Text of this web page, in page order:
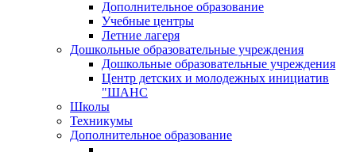
Дополнительное образование
Учебные центры
Летние лагеря
Дошкольные образовательные учреждения
Дошкольные образовательные учреждения
Центр детских и молодежных инициатив
"ШАНС
Школы
Техникумы
Дополнительное образование